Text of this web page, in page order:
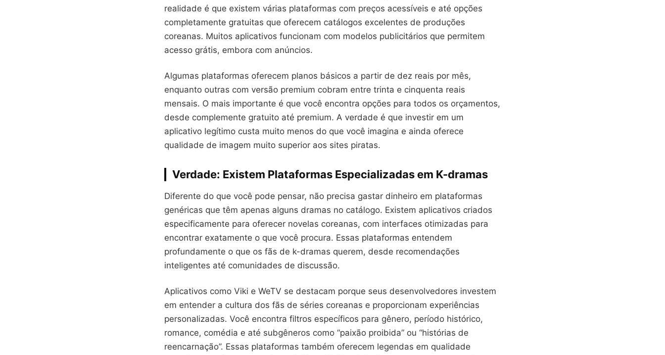
realidade é que existem várias plataformas com preços acessíveis e até opções
completamente gratuitas que oferecem catálogos excelentes de produções
coreanas. Muitos aplicativos funcionam com modelos publicitários que permitem
acesso grátis, embora com anúncios.
Algumas plataformas oferecem planos básicos a partir de dez reais por mês,
enquanto outras com versão premium cobram entre trinta e cinquenta reais
mensais. O mais importante é que você encontra opções para todos os orçamentos,
desde complemente gratuito até premium. A verdade é que investir em um
aplicativo legítimo custa muito menos do que você imagina e ainda oferece
qualidade de imagem muito superior aos sites piratas.
Verdade: Existem Plataformas Especializadas em K-dramas
Diferente do que você pode pensar, não precisa gastar dinheiro em plataformas
genéricas que têm apenas alguns dramas no catálogo. Existem aplicativos criados
especificamente para oferecer novelas coreanas, com interfaces otimizadas para
encontrar exatamente o que você procura. Essas plataformas entendem
profundamente o que os fãs de k-dramas querem, desde recomendações
inteligentes até comunidades de discussão.
Aplicativos como Viki e WeTV se destacam porque seus desenvolvedores investem
em entender a cultura dos fãs de séries coreanas e proporcionam experiências
personalizadas. Você encontra filtros específicos para gênero, período histórico,
romance, comédia e até subgêneros como “paixão proibida” ou “histórias de
reencarnação”. Essas plataformas também oferecem legendas em qualidade